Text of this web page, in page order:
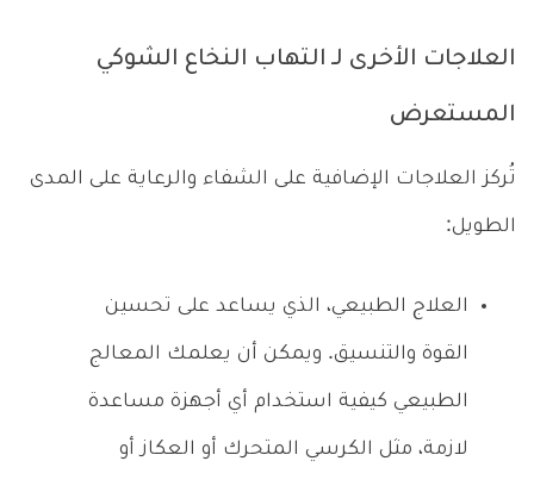
العلاجات الأخرى لـ التهاب النخاع الشوكي
المستعرض
تُركز العلاجات الإضافية على الشفاء والرعاية على المدى
الطويل:
العلاج الطبيعي، الذي يساعد على تحسين
القوة والتنسيق. ويمكن أن يعلمك المعالج
الطبيعي كيفية استخدام أي أجهزة مساعدة
لازمة، مثل الكرسي المتحرك أو العكاز أو